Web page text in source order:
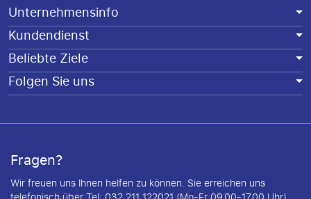
Unternehmensinfo
Kundendienst
Beliebte Ziele
Folgen Sie uns
Fragen?
Wir freuen uns Ihnen helfen zu können. Sie erreichen uns